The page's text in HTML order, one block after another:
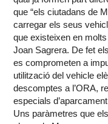
que “els ciutadans de
carregar els seus
que existeixen en
Joan Sagrera. De fet
es comprometen a
utilització del vehicle
descomptes a l’ORA,
especials
Uns paràmetres que